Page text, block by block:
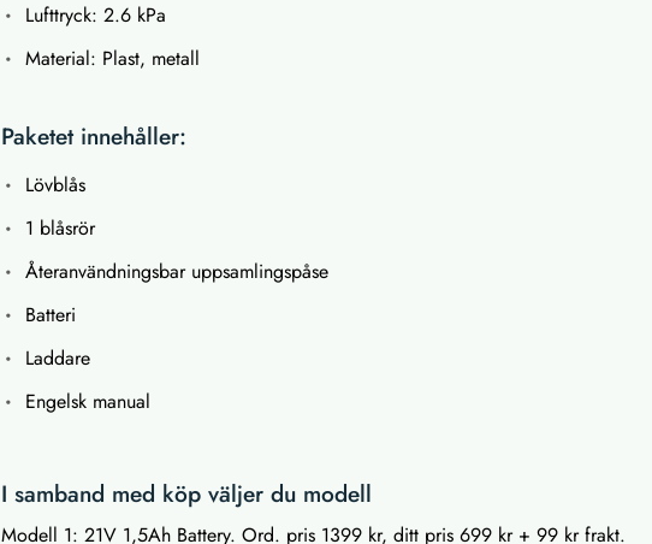
Lufttryck: 2.6 kPa
Material: Plast, metall
Paketet innehåller:
Lövblås
1 blåsrör
Återanvändningsbar uppsamlingspåse
Batteri
Laddare
Engelsk manual
I samband med köp väljer du modell
Modell 1: 21V 1,5Ah Battery. Ord. pris 1399 kr, ditt pris 699 kr + 99 kr frakt.